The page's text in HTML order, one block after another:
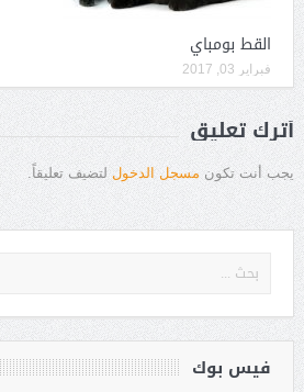
القط بومباي
فبراير 03, 2017
أترك تعليق
يجب أنت تكون مسجل الدخول لتضيف تعليقاً.
فيس بوك